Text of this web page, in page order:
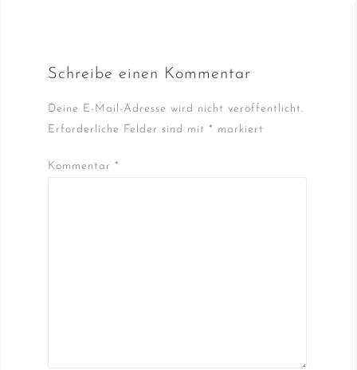
Schreibe einen Kommentar
Deine E-Mail-Adresse wird nicht veröffentlicht.
Erforderliche Felder sind mit * markiert
Kommentar *